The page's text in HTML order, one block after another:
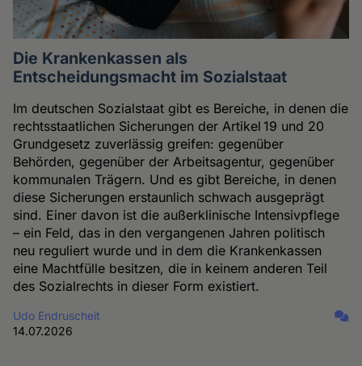
Die Krankenkassen als
Entscheidungsmacht im Sozialstaat
Im deutschen Sozialstaat gibt es Bereiche, in denen die
rechtsstaatlichen Sicherungen der Artikel 19 und 20
Grundgesetz zuverlässig greifen: gegenüber
Behörden, gegenüber der Arbeitsagentur, gegenüber
kommunalen Trägern. Und es gibt Bereiche, in denen
diese Sicherungen erstaunlich schwach ausgeprägt
sind. Einer davon ist die außerklinische Intensivpflege
– ein Feld, das in den vergangenen Jahren politisch
neu reguliert wurde und in dem die Krankenkassen
eine Machtfülle besitzen, die in keinem anderen Teil
des Sozialrechts in dieser Form existiert.
Udo Endruscheit
14.07.2026